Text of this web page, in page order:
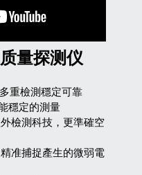
量探测仪
重檢測穩定可靠
穩定的測量
檢測科技，更準確空
准捕捉產生的微弱電